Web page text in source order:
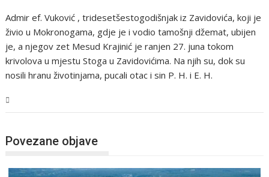
Admir ef. Vuković , tridesetšestogodišnjak iz Zavidovića, koji je
živio u Mokronogama, gdje je i vodio tamošnji džemat, ubijen
je, a njegov zet Mesud Krajinić je ranjen 27. juna tokom
krivolova u mjestu Stoga u Zavidovićima. Na njih su, dok su
nosili hranu životinjama, pucali otac i sin P. H. i E. H.
Povezane objave